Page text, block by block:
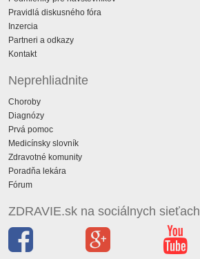
Pravidlá diskusného fóra
Inzercia
Partneri a odkazy
Kontakt
Neprehliadnite
Choroby
Diagnózy
Prvá pomoc
Medicínsky slovník
Zdravotné komunity
Poradňa lekára
Fórum
ZDRAVIE.sk na sociálnych sieťach